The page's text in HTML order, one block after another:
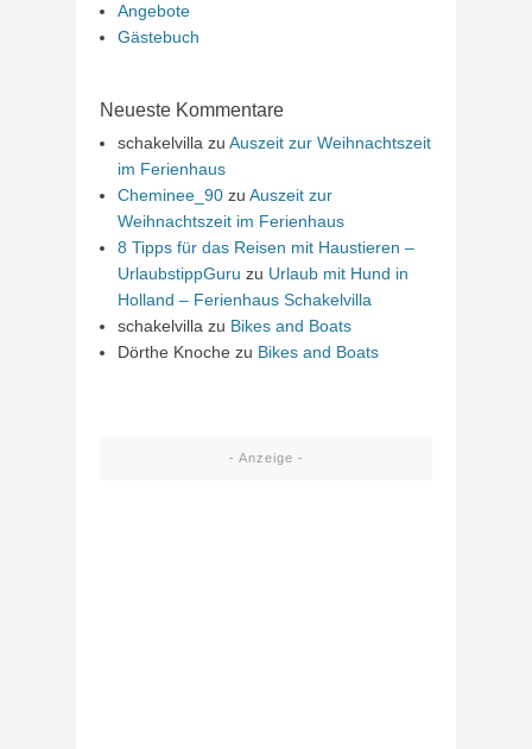
Angebote
Gästebuch
Neueste Kommentare
schakelvilla zu Auszeit zur Weihnachtszeit
im Ferienhaus
Cheminee_90 zu Auszeit zur
Weihnachtszeit im Ferienhaus
8 Tipps für das Reisen mit Haustieren –
UrlaubstippGuru zu Urlaub mit Hund in
Holland – Ferienhaus Schakelvilla
schakelvilla zu Bikes and Boats
Dörthe Knoche zu Bikes and Boats
- Anzeige -